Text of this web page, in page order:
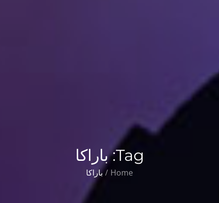
Tag: باراکا
Home باراکا